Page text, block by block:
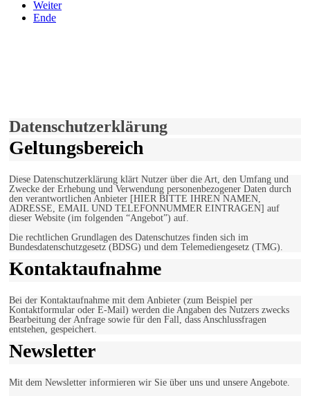
Weiter
Ende
Datenschutzerklärung
Geltungsbereich
Diese Datenschutzerklärung klärt Nutzer über die Art, den Umfang und
Zwecke der Erhebung und Verwendung personenbezogener Daten durch
den verantwortlichen Anbieter [HIER BITTE IHREN NAMEN,
ADRESSE, EMAIL UND TELEFONNUMMER EINTRAGEN] auf
dieser Website (im folgenden “Angebot”) auf.
Die rechtlichen Grundlagen des Datenschutzes finden sich im
Bundesdatenschutzgesetz (BDSG) und dem Telemediengesetz (TMG).
Kontaktaufnahme
Bei der Kontaktaufnahme mit dem Anbieter (zum Beispiel per
Kontaktformular oder E-Mail) werden die Angaben des Nutzers zwecks
Bearbeitung der Anfrage sowie für den Fall, dass Anschlussfragen
entstehen, gespeichert.
Newsletter
Mit dem Newsletter informieren wir Sie über uns und unsere Angebote.